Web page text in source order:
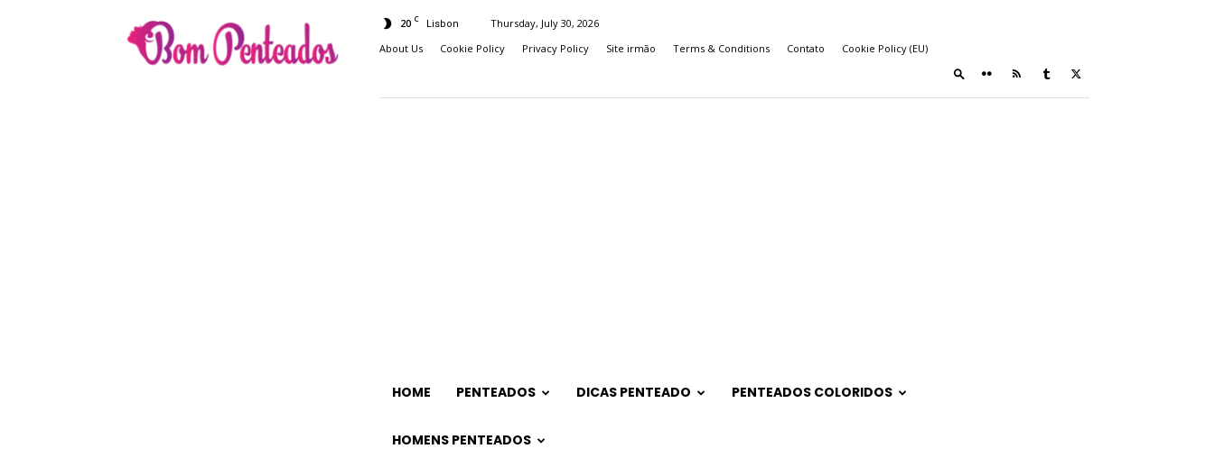
Penteados
20 C Lisbon
Thursday, July 30, 2026
About Us
Cookie Policy Privacy Policy Site irmão Terms & Conditions Contato Cookie Policy (EU)
HOME PENTEADOS DICAS PENTEADO PENTEADOS COLORIDOS
HOMENS PENTEADOS